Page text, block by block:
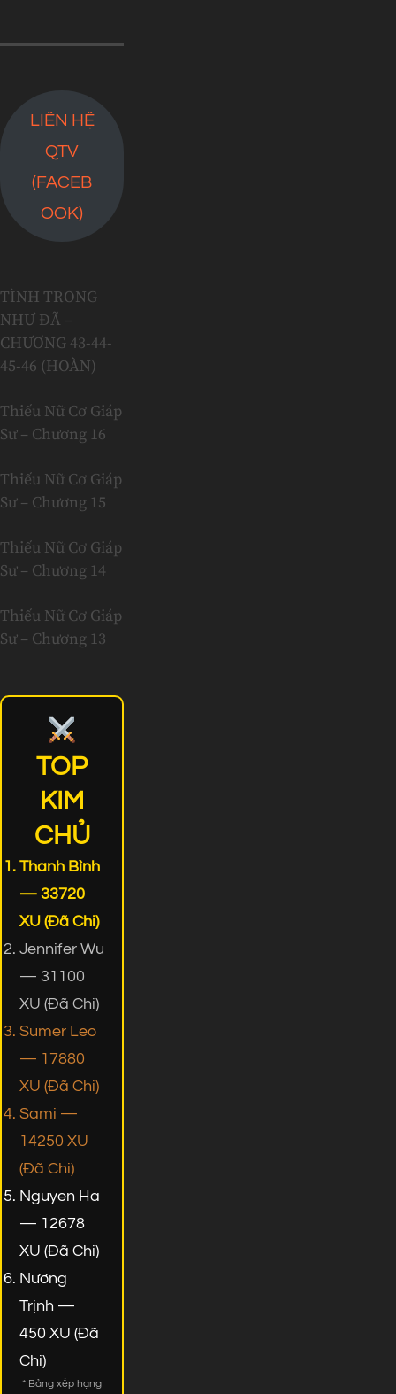
LIÊN HỆ
QTV
(FACEB
OOK)
TÌNH TRONG
NHƯ ĐÃ –
CHƯƠNG 43-44-
45-46 (HOÀN)
Thiếu Nữ Cơ Giáp
Sư – Chương 16
Thiếu Nữ Cơ Giáp
Sư – Chương 15
Thiếu Nữ Cơ Giáp
Sư – Chương 14
Thiếu Nữ Cơ Giáp
Sư – Chương 13
TOP
KIM
CHỦ
Thanh Bình
— 33720
XU (Đã Chi)
Jennifer Wu
— 31100
XU (Đã Chi)
Sumer Leo
— 17880
XU (Đã Chi)
Sami —
14250 XU
(Đã Chi)
Nguyen Ha
— 12678
XU (Đã Chi)
Nương
Trịnh —
450 XU (Đã
Chi)
* Bảng xếp hạng